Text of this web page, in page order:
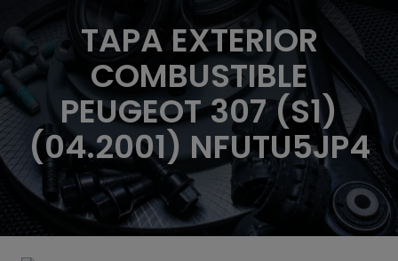
TAPA EXTERIOR
COMBUSTIBLE
PEUGEOT 307 (S1)
(04.2001) NFUTU5JP4